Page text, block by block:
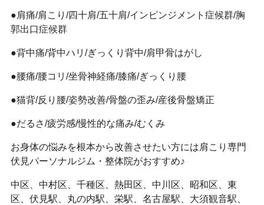
●肩痛/肩こり/四十肩/五十肩/インピンジメント症候群/胸
郭出口症候群
●背中痛/背中ハリ/ぎっくり背中/肩甲骨はがし
●腰痛/腰コリ/坐骨神経痛/膝痛/ぎっくり腰
●猫背/反り腰/姿勢改善/骨盤の歪み/産後骨盤矯正
●だるさ/疲労感/慢性的な痛み/むくみ
お身体の悩みを根本から改善させたい方には肩こり専門
伏見パーソナルジム・整体院がおすすめ♪
中区、中村区、千種区、熱田区、中川区、昭和区、東
区、伏見駅、丸の内駅、栄駅、名古屋駅、大須観音駅、